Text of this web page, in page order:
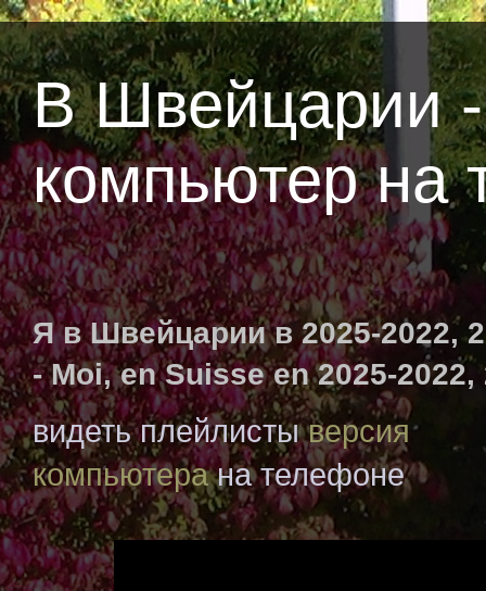
В Швейцарии
компьютер на
Я в Швейцарии в 2025-2022,
- Moi, en Suisse en 2025-2022,
видеть плейлистыверсия
компьютерана телефоне